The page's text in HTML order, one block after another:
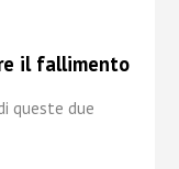
il fallimento
queste due